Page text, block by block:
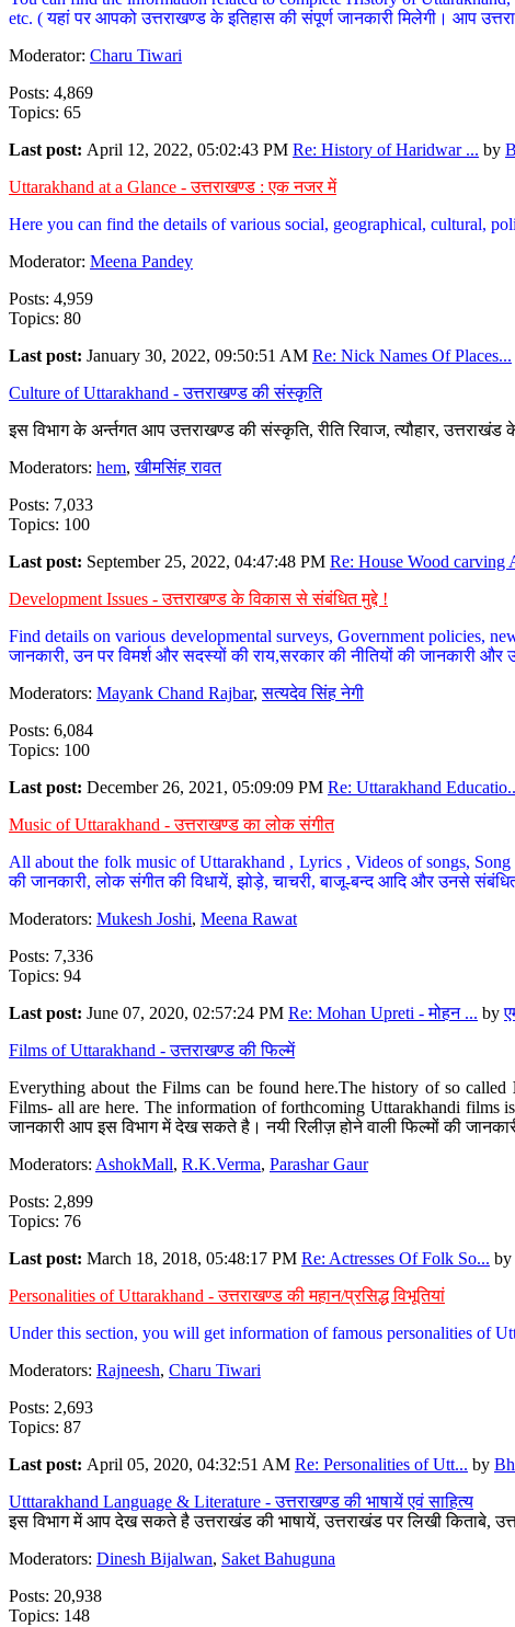
etc. ( यहां पर आपको उत्तराखण्ड के इतिहास की संपूर्ण जानकारी मिलेगी। आप
Moderator: Charu Tiwari
Posts: 4,869
Topics: 65
Last post: April 12, 2022, 05:02:43 PM Re: History of Haridwar ... by
Uttarakhand at a Glance - उत्तराखण्ड : एक नजर में
Here you can find the details of various social, geographical, cultural,
Moderator: Meena Pandey
Posts: 4,959
Topics: 80
Last post: January 30, 2022, 09:50:51 AM Re: Nick Names Of Places...
Culture of Uttarakhand - उत्तराखण्ड की संस्कृति
इस विभाग के अर्न्तगत आप उत्तराखण्ड की संस्कृति, रीति रिवाज, त्यौहार,
Moderators: hem,खीमसिंह रावत
Posts: 7,033
Topics: 100
Last post: September 25, 2022, 04:47:48 PM Re: House Wood carving
Development Issues - उत्तराखण्ड के विकास से संबंधित मुद्दे !
Find details on various developmental surveys, Government policies,
जानकारी, उन पर विमर्श और सदस्यों की राय,सरकार की नीतियों की जानकारी
Moderators: Mayank Chand Rajbar,सत्यदेव सिंह नेगी
Posts: 6,084
Topics: 100
Last post: December 26, 2021, 05:09:09 PM Re: Uttarakhand
Music of Uttarakhand - उत्तराखण्ड का लोक संगीत
All about the folk music of Uttarakhand , Lyrics , Videos of songs,
की जानकारी, लोक संगीत की विधायें, झोड़े, चाचरी, बाजू-बन्द आदि और उनसे
Moderators: Mukesh Joshi, Meena Rawat
Posts: 7,336
Topics: 94
Last post: June 07, 2020, 02:57:24 PM Re: Mohan Upreti - मोहन ... by
Films of Uttarakhand - उत्तराखण्ड की फिल्में
Everything about the Films can be found here.The history of so called
Films- all are here. The information of forthcoming Uttarakhandi films
जानकारी आप इस विभाग में देख सकते है। नयी रिलीज़ होने वाली फिल्मों की
Moderators: AshokMall, R.K.Verma, Parashar Gaur
Posts: 2,899
Topics: 76
Last post: March 18, 2018, 05:48:17 PM Re: Actresses Of Folk So... by
Personalities of Uttarakhand - उत्तराखण्ड की महान/प्रसिद्ध विभूतियां
Under this section, you will get information of famous personalities of
Moderators: Rajneesh, Charu Tiwari
Posts: 2,693
Topics: 87
Last post: April 05, 2020, 04:32:51 AM Re: Personalities of Utt... by
Utttarakhand Language & Literature - उत्तराखण्ड की भाषायें एवं साहित्य
इस विभाग में आप देख सकते है उत्तराखंड की भाषायें, उत्तराखंड पर लिखी किताबे,
Moderators: Dinesh Bijalwan, Saket Bahuguna
Posts: 20,938
Topics: 148